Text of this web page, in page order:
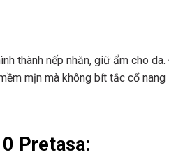
thành nếp nhăn, giữ ẩm cho
mịn mà không bít tắc cổ nang
Pretasa: